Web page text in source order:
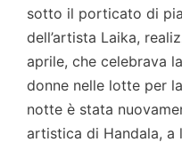
sotto il porticato di
dell’artista Laika,
aprile, che celebrava
donne nelle lotte per
notte è stata
artistica di Handala, a